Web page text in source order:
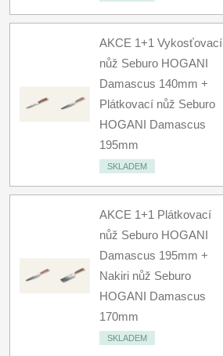
AKCE 1+1 Vykosťovací
nůž Seburo HOGANI
Damascus 140mm +
Plátkovací nůž Seburo
HOGANI Damascus
195mm
SKLADEM
AKCE 1+1 Plátkovací
nůž Seburo HOGANI
Damascus 195mm +
Nakiri nůž Seburo
HOGANI Damascus
170mm
SKLADEM